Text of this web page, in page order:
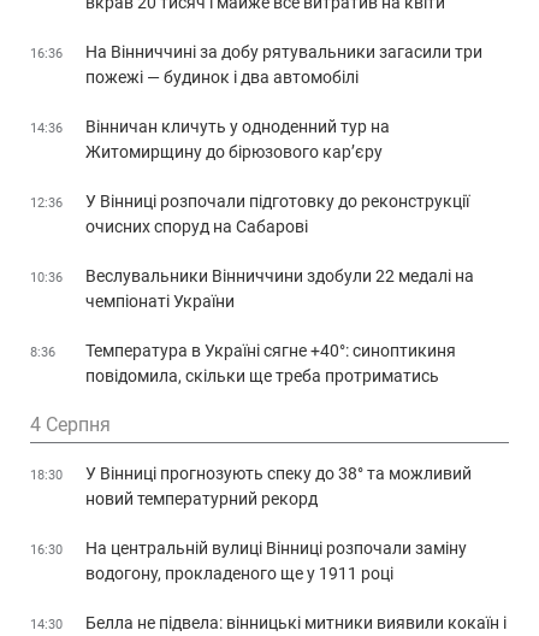
16:36
На Вінниччині за добу рятувальники загасили три
пожежі — будинок і два автомобілі
14:36
Вінничан кличуть у одноденний тур на
Житомирщину до бірюзового кар’єру
12:36
У Вінниці розпочали підготовку до реконструкції
очисних споруд на Сабарові
10:36
Веслувальники Вінниччини здобули 22 медалі на
чемпіонаті України
8:36
Температура в Україні сягне +40°: синоптикиня
повідомила, скільки ще треба протриматись
4 Серпня
18:30
У Вінниці прогнозують спеку до 38° та можливий
новий температурний рекорд
16:30
На центральній вулиці Вінниці розпочали заміну
водогону, прокладеного ще у 1911 році
14:30
Белла не підвела: вінницькі митники виявили кокаїн і